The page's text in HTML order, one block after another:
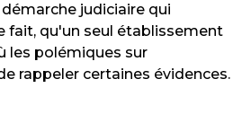
judiciaire qui
fait, qu'un seul établissement
les polémiques sur
rappeler certaines évidences.